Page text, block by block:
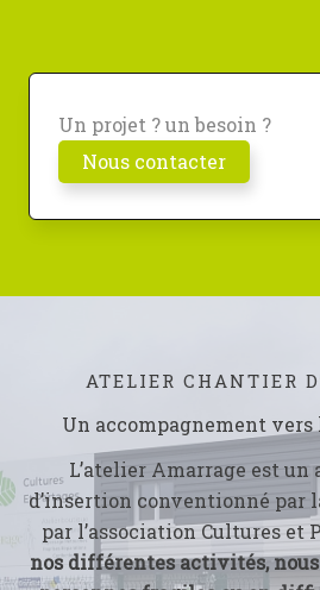
Un projet ? un besoin ?
Nous contacter
ATELIER CHANTIER
Un accompagnement vers
L’atelier Amarrage est
d’insertion conventionné par
par l’association Cultures et
nos différentes activités,